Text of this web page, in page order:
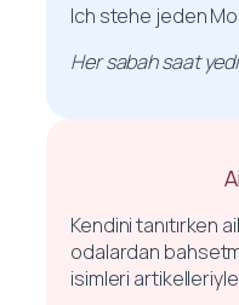
Ich stehe jeden
Her sabah saat
Kendini tanıtırken
odalardan
isimleri